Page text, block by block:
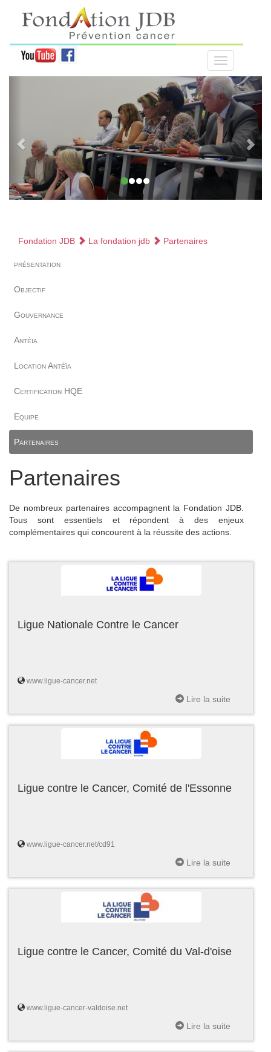
Fondation JDB La fondation jdb Partenaires
présentation
Objectif
Gouvernance
Antéïa
Location Antéïa
Certification HQE
Equipe
Partenaires
Partenaires
De nombreux partenaires accompagnent la Fondation JDB.
Tous sont essentiels et répondent à des enjeux
complémentaires qui concourent à la réussite des actions.
Ligue Nationale Contre le Cancer
www.ligue-cancer.net
Lire la suite
Ligue contre le Cancer, Comité de l'Essonne
www.ligue-cancer.net/cd91
Lire la suite
Ligue contre le Cancer, Comité du Val-d'oise
www.ligue-cancer-valdoise.net
Lire la suite